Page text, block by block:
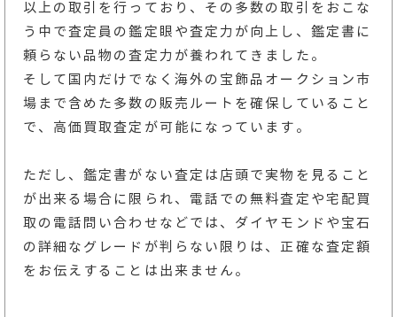
以上の取引を行っており、その多数の取引をおこな
う中で査定員の鑑定眼や査定力が向上し、鑑定書に
頼らない品物の査定力が養われてきました。
そして国内だけでなく海外の宝飾品オークション市
場まで含めた多数の販売ルートを確保していること
で、高価買取査定が可能になっています。
ただし、鑑定書がない査定は店頭で実物を見ること
が出来る場合に限られ、電話での無料査定や宅配買
取の電話問い合わせなどでは、ダイヤモンドや宝石
の詳細なグレードが判らない限りは、正確な査定額
をお伝えすることは出来ません。